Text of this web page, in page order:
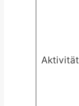
Aktivität